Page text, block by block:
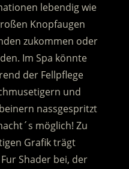
lebendig wie
Knopfaugen
zukommen oder
Im Spa könnte
der Fellpflege
und
nassgespritzt
möglich! Zu
Grafik trägt
Shader bei, der